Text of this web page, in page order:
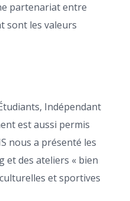
partenariat entre
sont les valeurs
Indépendant
est aussi permis
nous a présenté les
et des ateliers « bien
et sportives